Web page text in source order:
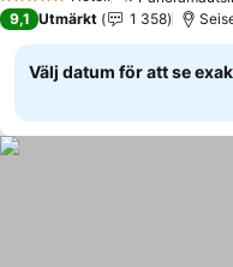
5 Stjärnor
9,1 Utmärkt 1 358
Välj datum för att se